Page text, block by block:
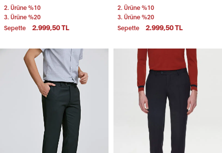
2. Ürüne %10
3. Ürüne %20
Sepette
2.999,50 TL
2. Ürüne %10
3. Ürüne %20
Sepette
2.999,50 TL